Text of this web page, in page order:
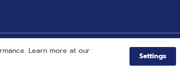
Learn more at our
Settings